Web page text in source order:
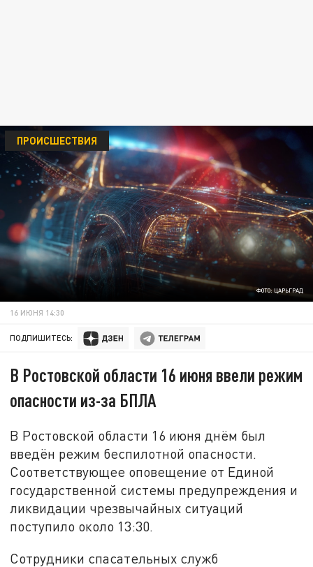
ФОТО: ЦАРЬГРАД
ПРОИСШЕСТВИЯ
16 ИЮНЯ 14:30
ПОДПИШИТЕСЬ:
В Ростовской области 16 июня ввели режим
опасности из-за БПЛА
В Ростовской области 16 июня днём был
введён режим беспилотной опасности.
Соответствующее оповещение от Единой
государственной системы предупреждения и
ликвидации чрезвычайных ситуаций
поступило около 13:30.
Сотрудники спасательных служб